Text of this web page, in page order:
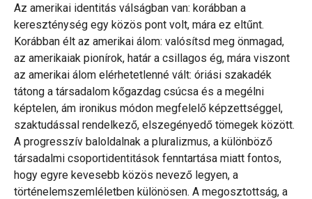
Az amerikai identitás válságban van: korábban a
kereszténység egy közös pont volt, mára ez eltűnt.
Korábban élt az amerikai álom: valósítsd meg önmagad,
az amerikaiak pionírok, határ a csillagos ég, mára viszont
az amerikai álom elérhetetlenné vált: óriási szakadék
tátong a társadalom kőgazdag csúcsa és a megélni
képtelen, ám ironikus módon megfelelő képzettséggel,
szaktudással rendelkező, elszegényedő tömegek között.
A progresszív baloldalnak a pluralizmus, a különböző
társadalmi csoportidentitások fenntartása miatt fontos,
hogy egyre kevesebb közös nevező legyen, a
történelemszemléletben különösen. A megosztottság, a